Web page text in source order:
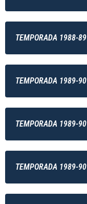
TEMPORADA 1988-89
TEMPORADA 1989-90
TEMPORADA 1989-90
TEMPORADA 1989-90